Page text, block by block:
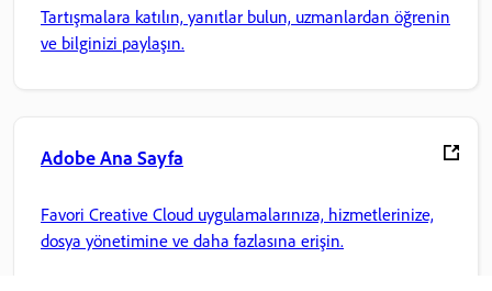
Tartışmalara katılın, yanıtlar bulun, uzmanlardan öğrenin
ve bilginizi paylaşın.
Adobe Ana Sayfa
Favori Creative Cloud uygulamalarınıza, hizmetlerinize,
dosya yönetimine ve daha fazlasına erişin.